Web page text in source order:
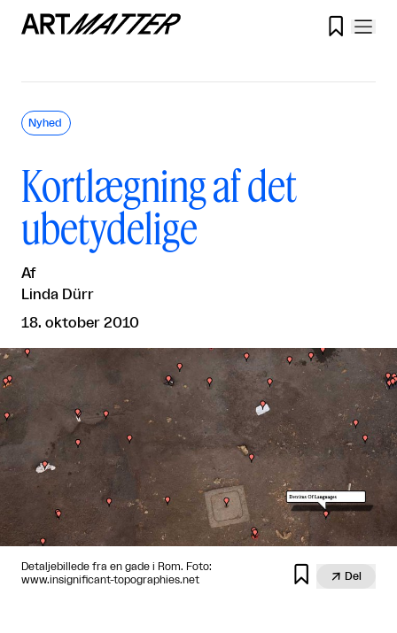

Kortlægning af det
ubetydelige
Af
Linda Dürr
18. oktober 2010
Nyhed
Detaljebillede fra en gade i Rom. Foto:
www.insignificant-topographies.net
  Del